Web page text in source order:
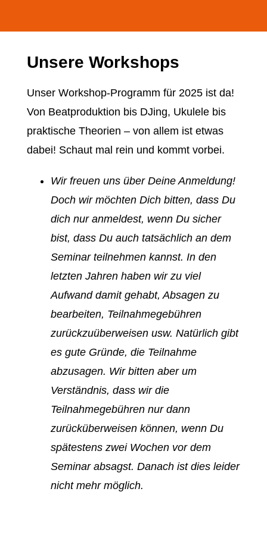
Unsere Workshops
Unser Workshop-Programm für 2025 ist da!
Von Beatproduktion bis DJing, Ukulele bis
praktische Theorien – von allem ist etwas
dabei! Schaut mal rein und kommt vorbei.
Wir freuen uns über Deine Anmeldung!
Doch wir möchten Dich bitten, dass Du
dich nur anmeldest, wenn Du sicher
bist, dass Du auch tatsächlich an dem
Seminar teilnehmen kannst. In den
letzten Jahren haben wir zu viel
Aufwand damit gehabt, Absagen zu
bearbeiten, Teilnahmegebühren
zurückzuüberweisen usw. Natürlich gibt
es gute Gründe, die Teilnahme
abzusagen. Wir bitten aber um
Verständnis, dass wir die
Teilnahmegebühren nur dann
zurücküberweisen können, wenn Du
spätestens zwei Wochen vor dem
Seminar absagst. Danach ist dies leider
nicht mehr möglich.